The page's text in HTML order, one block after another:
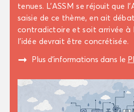
te­nues. L’ASSM se ré­jouit que
sai­sie de ce thème, en ait
contra­dic­toire et soit ar­ri­vée à
l’idée de­vrait être concré­ti­sée.
" Plus d’in­for­ma­tions dans le